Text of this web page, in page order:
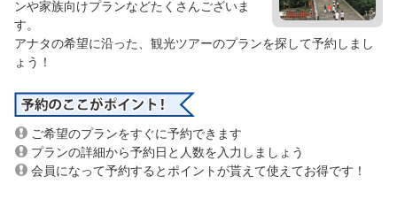
ンや家族向けプランなどたくさんございま
す。
アナタの希望に沿った、観光ツアーのプランを探して予約しまし
ょう！
ご希望のプランをすぐに予約できます
プランの詳細から予約日と人数を入力しましょう
会員になって予約するとポイントが貰えて使えてお得です！